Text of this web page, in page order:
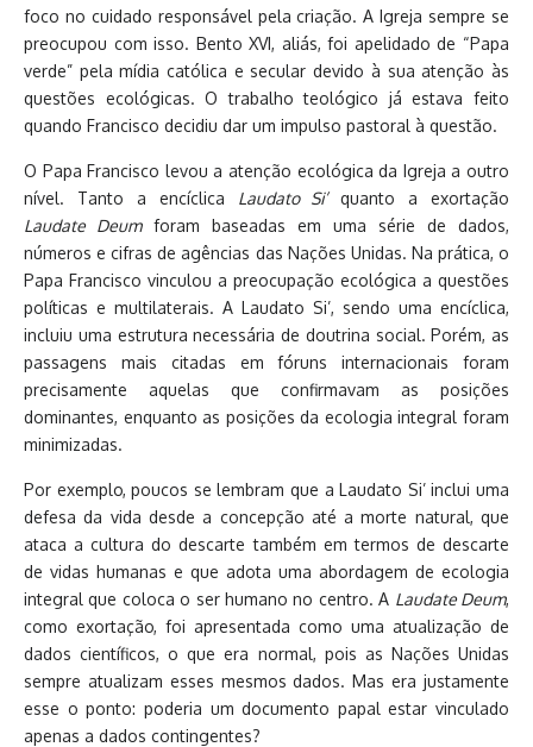
foco no cuidado responsável pela criação. A Igreja sempre se
preocupou com isso. Bento XVI, aliás, foi apelidado de “Papa
verde” pela mídia católica e secular devido à sua atenção às
questões ecológicas. O trabalho teológico já estava feito
quando Francisco decidiu dar um impulso pastoral à questão.
O Papa Francisco levou a atenção ecológica da Igreja a outro
nível. Tanto a encíclica Laudato Si’quanto a exortação
Laudate Deumforam baseadas em uma série de dados,
números e cifras de agências das Nações Unidas. Na prática, o
Papa Francisco vinculou a preocupação ecológica a questões
políticas e multilaterais. A Laudato Si’, sendo uma encíclica,
incluiu uma estrutura necessária de doutrina social. Porém, as
passagens mais citadas em fóruns internacionais foram
precisamente aquelas que confirmavam as posições
dominantes, enquanto as posições da ecologia integral foram
minimizadas.
Por exemplo, poucos se lembram que a Laudato Si’ inclui uma
defesa da vida desde a concepção até a morte natural, que
ataca a cultura do descarte também em termos de descarte
de vidas humanas e que adota uma abordagem de ecologia
integral que coloca o ser humano no centro. A Laudate Deum,
como exortação, foi apresentada como uma atualização de
dados científicos, o que era normal, pois as Nações Unidas
sempre atualizam esses mesmos dados. Mas era justamente
esse o ponto: poderia um documento papal estar vinculado
apenas a dados contingentes?